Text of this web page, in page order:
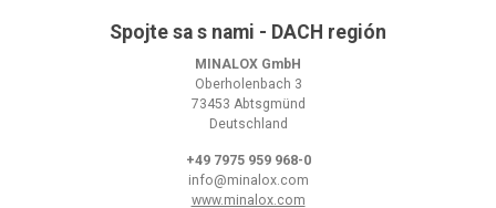
Spojte sa s nami - DACH región
MINALOX GmbH
Oberholenbach 3
73453 Abtsgmünd
Deutschland
+49 7975 959 968-0
info@minalox.com
www.minalox.com